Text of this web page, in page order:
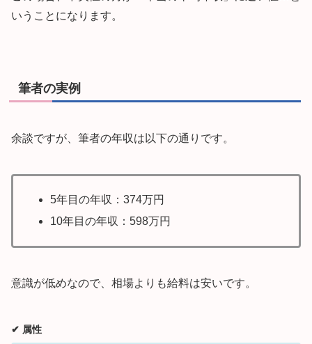
いうことになります。
筆者の実例
余談ですが、筆者の年収は以下の通りです。
5年目の年収：374万円
10年目の年収：598万円
意識が低めなので、相場よりも給料は安いです。
✔︎ 属性